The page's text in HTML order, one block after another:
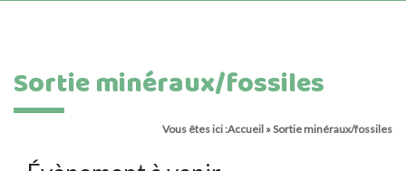
Sortie minéraux/fossiles
Vous êtes ici :Accueil »Sortie minéraux/fossiles